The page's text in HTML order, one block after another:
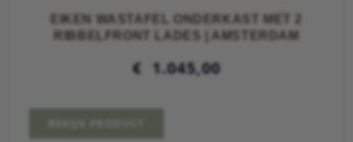
EIKEN WASTAFEL ONDERKAST MET 2
RIBBELFRONT LADES | AMSTERDAM
€ 1.045,00